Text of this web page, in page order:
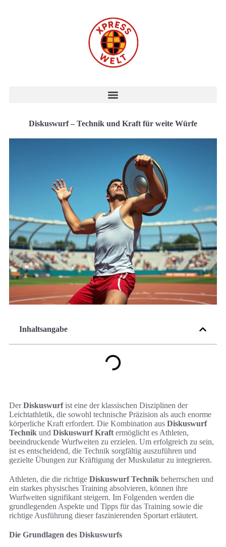
Diskuswurf – Technik und Kraft für weite Würfe
Inhaltsangabe
DerDiskuswurfist eine der klassischen Disziplinen der
Leichtathletik, die sowohl technische Präzision als auch enorme
körperliche Kraft erfordert. Die Kombination aus Diskuswurf
Technik und Diskuswurf Kraft ermöglicht es Athleten,
beeindruckende Wurfweiten zu erzielen. Um erfolgreich zu sein,
ist es entscheidend, die Technik sorgfältig auszuführen und
gezielte Übungen zur Kräftigung der Muskulatur zu integrieren.
Athleten, die die richtige Diskuswurf Technik beherrschen und
ein starkes physisches Training absolvieren, können ihre
Wurfweiten signifikant steigern. Im Folgenden werden die
grundlegenden Aspekte und Tipps für das Training sowie die
richtige Ausführung dieser faszinierenden Sportart erläutert.
Die Grundlagen des Diskuswurfs